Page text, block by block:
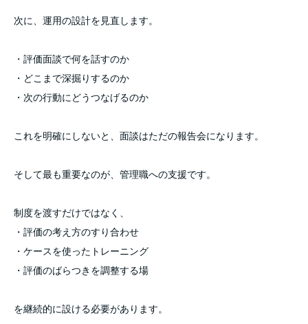
次に、運用の設計を見直します。
・評価面談で何を話すのか
・どこまで深掘りするのか
・次の行動にどうつなげるのか
これを明確にしないと、面談はただの報告会になります。
そして最も重要なのが、管理職への支援です。
制度を渡すだけではなく、
・評価の考え方のすり合わせ
・ケースを使ったトレーニング
・評価のばらつきを調整する場
を継続的に設ける必要があります。